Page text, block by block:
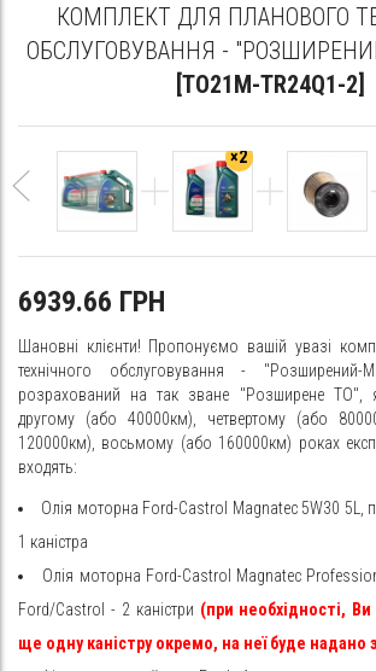
КОМПЛЕКТ ДЛЯ ПЛАНОВОГО
ОБСЛУГОВУВАННЯ -
[TO21M-TR24Q1-2]
×2
6939.66 ГРН
Шановні клієнти! Пропонуємо вашій увазі
технічного обслуговування - "Розширений-
розрахований на так зване "Розширене ТО",
другому (або 40000км), четвертому (або
120000км), восьмому (або 160000км) роках
входять:
Олія моторна Ford-Castrol Magnatec 5W30 5L,
1 каністра
Олія моторна Ford-Castrol Magnatec
Ford/Castrol - 2 каністри (при необхідності,
ще одну каністру окремо, на неї буде надано